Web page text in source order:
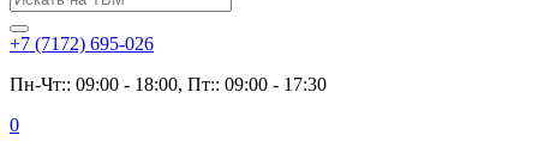
+7 (7172) 695-026
Пн-Чт:: 09:00 - 18:00, Пт:: 09:00 - 17:30
0